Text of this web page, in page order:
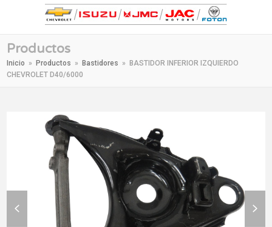
Productos
Inicio » Productos » Bastidores »
BASTIDOR INFERIOR IZQUIERDO
CHEVROLET D40/6000
slide